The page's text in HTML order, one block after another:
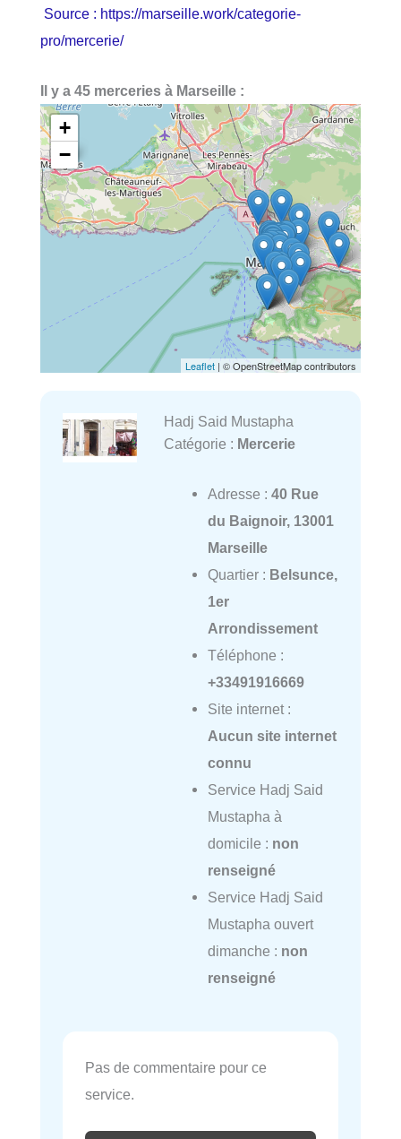
Source : https://marseille.work/categorie-
pro/mercerie/
Il y a 45 merceries à Marseille :
+
−
Leaflet | © OpenStreetMap contributors
Hadj Said Mustapha
Catégorie : Mercerie
Adresse : 40 Rue
du Baignoir, 13001
Marseille
Quartier : Belsunce,
1er
Arrondissement
Téléphone :
+33491916669
Site internet :
Aucun site internet
connu
Service Hadj Said
Mustapha à
domicile : non
renseigné
Service Hadj Said
Mustapha ouvert
dimanche : non
renseigné
Pas de commentaire pour ce
service.